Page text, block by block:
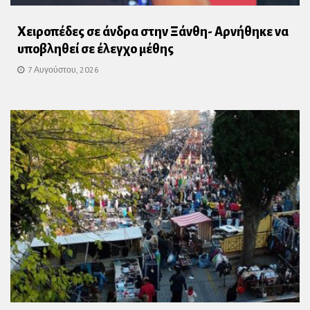
Χειροπέδες σε άνδρα στην Ξάνθη- Αρνήθηκε να
υποβληθεί σε έλεγχο μέθης
7 Αυγούστου, 2026